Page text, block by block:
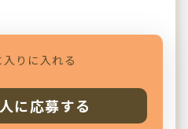
入りに入れる
に応募する